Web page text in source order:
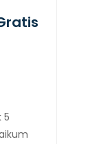
5